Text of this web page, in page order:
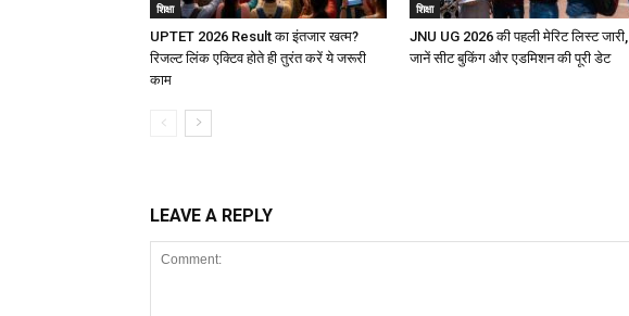
शिक्षा
UPTET 2026 Result का इंतजार खत्म?
रिजल्ट लिंक एक्टिव होते ही तुरंत करें ये जरूरी
काम
शिक्षा
JNU UG 2026 की पहली मेरिट लिस्ट जारी,
जानें सीट बुकिंग और एडमिशन की पूरी डेट
LEAVE A REPLY